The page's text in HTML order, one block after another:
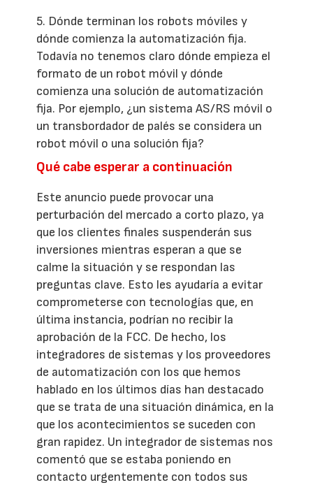
5. Dónde terminan los robots móviles y
dónde comienza la automatización fija.
Todavía no tenemos claro dónde empieza el
formato de un robot móvil y dónde
comienza una solución de automatización
fija. Por ejemplo, ¿un sistema AS/RS móvil o
un transbordador de palés se considera un
robot móvil o una solución fija?
Qué cabe esperar a continuación
Este anuncio puede provocar una
perturbación del mercado a corto plazo, ya
que los clientes finales suspenderán sus
inversiones mientras esperan a que se
calme la situación y se respondan las
preguntas clave. Esto les ayudaría a evitar
comprometerse con tecnologías que, en
última instancia, podrían no recibir la
aprobación de la FCC. De hecho, los
integradores de sistemas y los proveedores
de automatización con los que hemos
hablado en los últimos días han destacado
que se trata de una situación dinámica, en la
que los acontecimientos se suceden con
gran rapidez. Un integrador de sistemas nos
comentó que se estaba poniendo en
contacto urgentemente con todos sus